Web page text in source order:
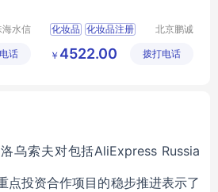
海水信
公司
话
化妆品 化妆品注册
北京鹏诚
咨询有限
￥ 4522.00 拨打电话
乌索夫对包括AliExpress Russia
点投资合作项目的稳步推进表示了